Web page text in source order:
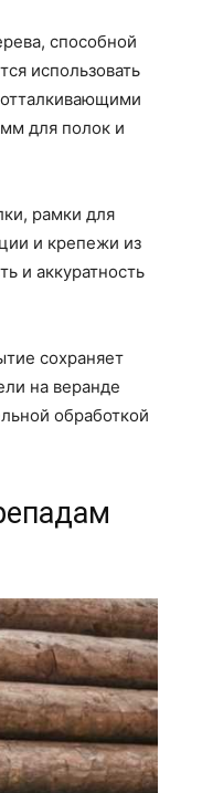
способной
использовать
для полок и
рамки для
и крепежи из
и аккуратность
сохраняет
на веранде
обработкой